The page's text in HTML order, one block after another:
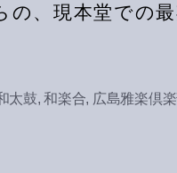
、現本堂での
太鼓,和楽合, 広島雅楽倶